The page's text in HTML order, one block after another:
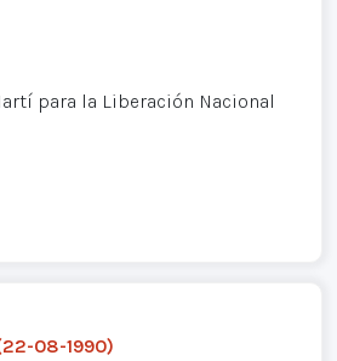
para la Liberación Nacional
08-1990)